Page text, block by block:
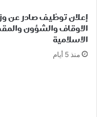
إعلان توظيف صادر عن
الاوقاف والشؤون
الاسلامية
منذ 5 أيام